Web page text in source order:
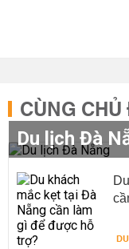
CÙNG
Du lịch Đà